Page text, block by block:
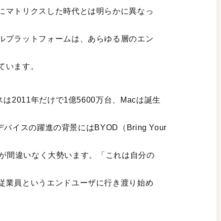
マトリクスした時代とは明らかに異なっ
プラットフォームは、あらゆる層のエン
います。
2011年だけで1億5600万台、Macは誕生
イスの躍進の背景にはBYOD（Bring Your
間違いなく大勢います。「これは自分の
業員というエンドユーザに行き渡り始め